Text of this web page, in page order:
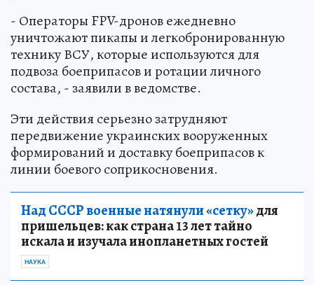
- Операторы FPV-дронов ежедневно
уничтожают пикапы и легкобронированную
технику ВСУ, которые используются для
подвоза боеприпасов и ротации личного
состава, - заявили в ведомстве.
Эти действия серьезно затрудняют
передвижение украинских вооруженных
формирований и доставку боеприпасов к
линии боевого соприкосновения.
Над СССР военные натянули «сетку»для
пришельцев: как страна 13 лет тайно
искала и изучала инопланетных гостей
НАУКА